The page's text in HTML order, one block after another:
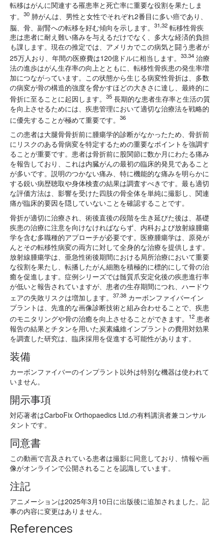
転移はがんに関連する罹患率と死亡率に重要な役割を果たしま
す。
30 肺がんは、男性と女性でそれぞれ2番目に多い癌であり、
脳、骨、副腎への転移を好む傾向を示します。
31,32 転移性骨疾
患は患者に耐え難い痛みを与えるだけでなく、多大な経済的負担
も課します。現在の推定では、アメリカでこの病気と闘う患者が
25万人おり、年間の医療費は120億ドルに相当します。 33.34 治療
法の進歩はがん生存率の向上とともに、転移性骨疾患の発生率増
加につながっています。この状態から生じる病変性骨折は、多数
の病変が骨の構造的強度を脅かすほどの大きさに達し、最終的に
骨折に至ることに起因します。
35 長期的な患者生存率と生活の質
を向上させるためには、疾患管理において適切な治療法を戦略的
に優先することが極めて重要です。
36
この患者は大腿骨骨折前に腫瘍学的診断がなかったため、骨折前
にリスクのある骨病変を特定するための重要なポイントを強調す
ることが重要です。患者は骨折前に股関節に数か月にわたる痛み
を報告しており、これは内臓がんの最初の臨床的発見であること
が多いです。説明のつかない痛み、特に機能的な痛みを明らかに
する鋭い病歴聴取や身体検査の結果は調査すべきです。最も適切
な評価方法は、影響を受けた四肢の骨全体を単純に撮影し、関連
痛が臨床的要因を隠していないことを確認することです。
骨折が適切に治療され、術後直後の段階を生き延びた後は、基礎
疾患の治療に注意を向けなければならず、内科および放射線腫瘍
学を含む多職種的アプローチが必要です。医療腫瘍学は、原発が
んとその転移性病変の両方に対して全身的な治療を提供します。
放射線腫瘍学は、亜急性術後期間における局所治療において重要
な役割を果たし、転播したがん細胞を積極的に標的にして骨の治
癒を促進します。症例シリーズでは髄質爪安定化後の疾患進行率
が低いと報告されていますが、患者の生存期間につれ、ハードウ
ェアの失敗リスクは増加します。 37.38 カーボンファイバーイン
プラントは、先進的な画像診断技術と組み合わせることで、疾患
のモニタリングや骨の治癒を向上させることができます。
12 患者
報告の結果とチタンを用いた炭素繊維インプラントの費用対効果
を調査した研究は、臨床採用を促進する可能性があります。
装備
カーボンファイバーのインプラント以外は特別な機器は使われて
いません。
開示事項
対応著者はCarboFix Orthopaedics Ltd.の有料講演者兼コンサル
タントです。
同意書
この動画で言及されている患者は撮影に同意しており、情報や画
像がオンラインで公開されることを認識しています。
注記
アニメーションは2025年3月10日に出版後に追加されました。記
事の内容に変更はありません。
References